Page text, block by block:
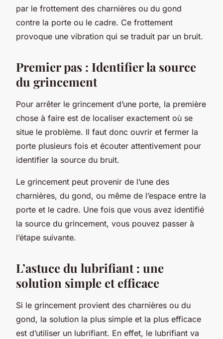
par le frottement des charnières ou du gond
contre la porte ou le cadre. Ce frottement
provoque une vibration qui se traduit par un bruit.
Premier pas : Identifier la source
du grincement
Pour arrêter le grincement d’une porte, la première
chose à faire est de localiser exactement où se
situe le problème. Il faut donc ouvrir et fermer la
porte plusieurs fois et écouter attentivement pour
identifier la source du bruit.
Le grincement peut provenir de l’une des
charnières, du gond, ou même de l’espace entre la
porte et le cadre. Une fois que vous avez identifié
la source du grincement, vous pouvez passer à
l’étape suivante.
L’astuce du lubrifiant : une
solution simple et efficace
Si le grincement provient des charnières ou du
gond, la solution la plus simple et la plus efficace
est d’utiliser un lubrifiant. En effet, le lubrifiant va